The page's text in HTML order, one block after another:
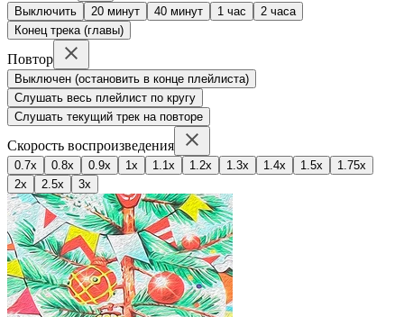
Выключить 20 минут 40 минут 1 час
2 часа
Конец трека (главы)
Повтор
Выключен (остановить в конце плейлиста)
Слушать весь плейлист по кругу
Слушать текущий трек на повторе
Скорость воспроизведения
0.7x 0.8x 0.9x 1x 1.1x 1.2x 1.3x 1.4x 1.5x
1.75x
2x
2.5x 3x